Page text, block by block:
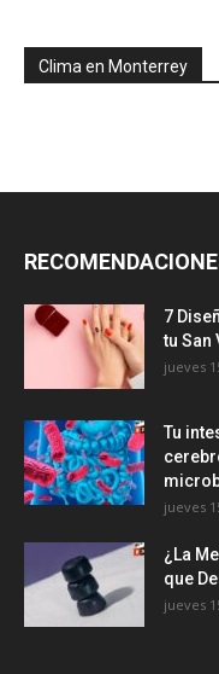
Clima en Monterrey
7
tu San
jueves
Tu
jueves
¿La
que
jueves